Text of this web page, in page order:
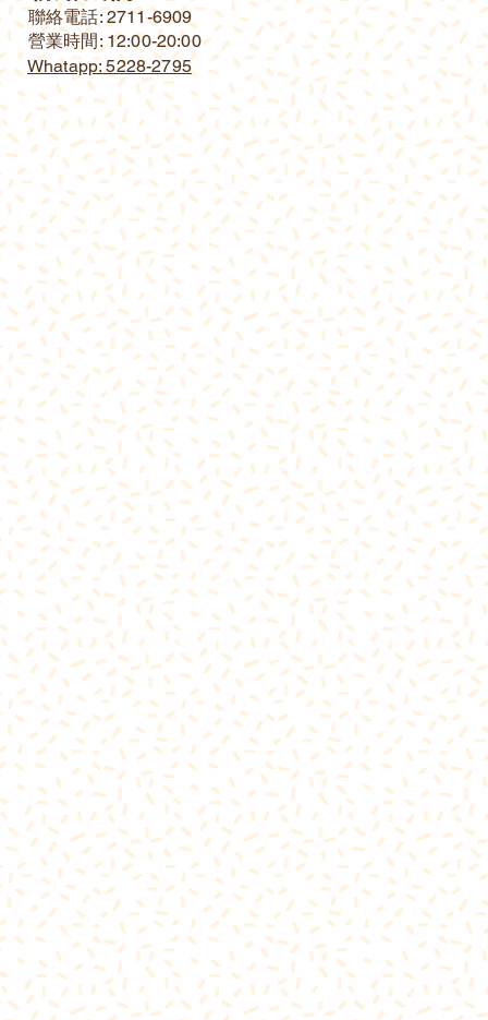
​聯絡電話: 2711-6909
營業時間: 12:00-20:00
Whatapp: 5228-2795